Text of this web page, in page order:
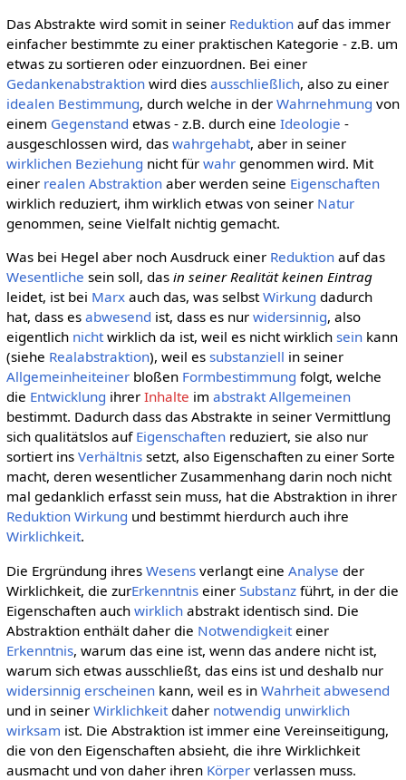
Das Abstrakte wird somit in seiner Reduktionauf das immer
einfacher bestimmte zu einer praktischen Kategorie - z.B. um
etwas zu sortieren oder einzuordnen. Bei einer
Gedankenabstraktionwird dies ausschließlich, also zu einer
idealen Bestimmung, durch welche in der Wahrnehmung von
einem Gegenstand etwas - z.B. durch eine Ideologie -
ausgeschlossen wird, das wahrgehabt, aber in seiner
wirklichen Beziehung nicht für wahrgenommen wird. Mit
einer realen Abstraktionaber werden seine Eigenschaften
wirklich reduziert, ihm wirklich etwas von seiner Natur
genommen, seine Vielfalt nichtig gemacht.
Was bei Hegel aber noch Ausdruck einer Reduktionauf das
Wesentliche sein soll, das in seiner Realität keinen Eintrag
leidet, ist bei Marxauch das, was selbstWirkung dadurch
hat, dass es abwesend ist, dass es nur widersinnig, also
eigentlich nichtwirklich da ist, weil es nicht wirklich seinkann
(siehe Realabstraktion), weil es substanziell in seiner
Allgemeinheiteinerbloßen Formbestimmung folgt, welche
die Entwicklung ihrer Inhalte im abstrakt Allgemeinen
bestimmt. Dadurch dass das Abstrakte in seiner Vermittlung
sich qualitätslos auf Eigenschaftenreduziert, sie also nur
sortiert ins Verhältnissetzt, also Eigenschaften zu einer Sorte
macht, deren wesentlicher Zusammenhang darin noch nicht
mal gedanklich erfasst sein muss, hat die Abstraktion in ihrer
Reduktion Wirkung und bestimmt hierdurch auch ihre
Wirklichkeit.
Die Ergründung ihres Wesensverlangt eine Analyse der
Wirklichkeit, die zurErkenntniseiner Substanzführt, in der die
Eigenschaften auch wirklichabstrakt identisch sind. Die
Abstraktion enthält daher die Notwendigkeiteiner
Erkenntnis, warum das eine ist, wenn das andere nicht ist,
warum sich etwas ausschließt, das eins ist und deshalb nur
widersinnig erscheinenkann, weil es in Wahrheit abwesend
und in seiner Wirklichkeitdaher notwendig unwirklich
wirksam ist. Die Abstraktion ist immer eine Vereinseitigung,
die von den Eigenschaften absieht, die ihre Wirklichkeit
ausmacht und von daher ihren Körperverlassen muss.